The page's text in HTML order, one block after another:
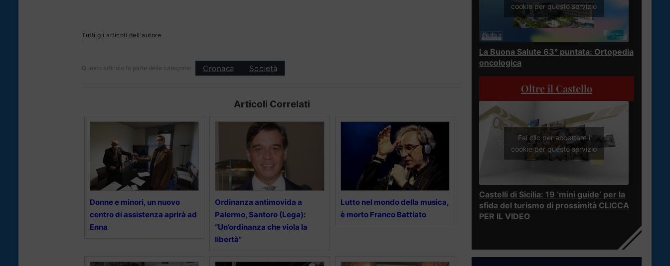
Tutti gli articoli dell'autore
Questo articolo fa parte delle categorie: Cronaca Società
Articoli Correlati
Donne e minori, un nuovo
centro di assistenza aprirà ad
Enna
Ordinanza antimovida a
Palermo, Santoro (Lega):
“Un’ordinanza che viola la
libertà”
Lutto nel mondo della musica,
è morto Franco Battiato
cookie per questo servizio
La Buona Salute 63° puntata: Ortopedia
oncologica
Oltre il Castello
Fai clic per accettare i
cookie per questo servizio
Castelli di Sicilia: 19 ‘mini guide’ per la
sfida del turismo di prossimità CLICCA
PER IL VIDEO